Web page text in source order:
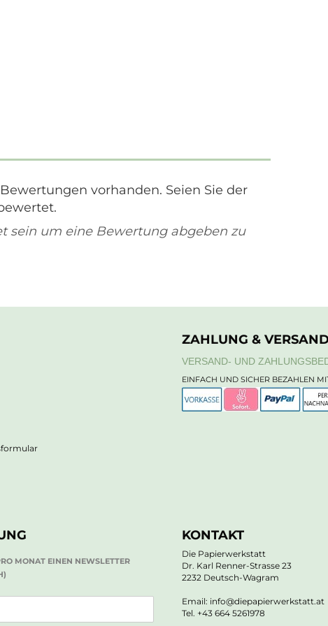
vorhanden. Seien Sie der
sein um eine Bewertung abgeben zu
ZAHLUNG &
VERSAND- UND
EINFACH UND SICHER BEZAHLEN
MONAT EINEN NEWSLETTER
KONTAKT
Die Papierwerkstatt
Dr. Karl Renner-Strasse 23
2232 Deutsch-Wagram
Email: info@diepapierwerkstatt.at
Tel. +43 664 5261978